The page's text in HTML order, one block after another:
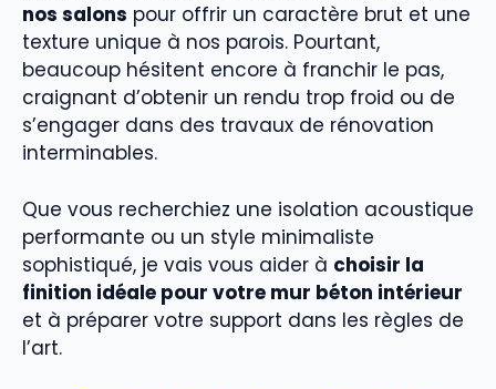
nos salons pour offrir un caractère brut et une
texture unique à nos parois. Pourtant,
beaucoup hésitent encore à franchir le pas,
craignant d’obtenir un rendu trop froid ou de
s’engager dans des travaux de rénovation
interminables.
Que vous recherchiez une isolation acoustique
performante ou un style minimaliste
sophistiqué, je vais vous aider à choisir la
finition idéale pour votre mur béton intérieur
et à préparer votre support dans les règles de
l’art.